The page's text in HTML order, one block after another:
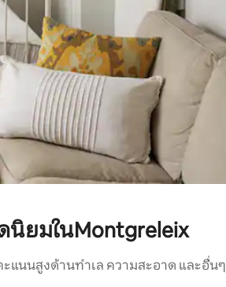
ยมในMontgreleix
แนนสูงด้านทำเล ความสะอาด และอื่นๆ